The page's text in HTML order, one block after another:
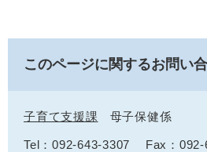
このページに関するお問い
子育て支援課 母子保健係
Tel：092-643-3307
Fax：